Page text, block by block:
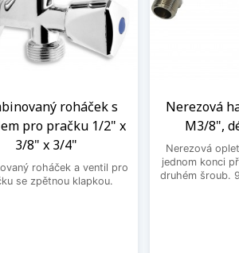
roháček s
pro pračku 1/2" x
3/8" x 3/4"
roháček a ventil pro
se zpětnou klapkou.
Nerezová
M3/8",
Nerezová
jednom konci
druhém šroub.